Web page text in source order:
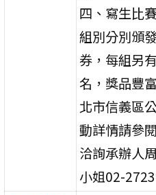
四、寫生比
組別分別頒
券，每組另
名，獎品豐
北市信義區
動詳情請參
洽詢承辦人周
小姐02-